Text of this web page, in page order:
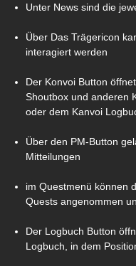
Unter News sind die
Über Das Trägericon
interagiert werden
Der Konvoi Button
Shoutbox und anderen
oder dem Kanvoi
Über den PM-Button
Mitteilungen
im Questmenü können
Quests angenommen
Der Logbuch Button
Logbuch, in dem